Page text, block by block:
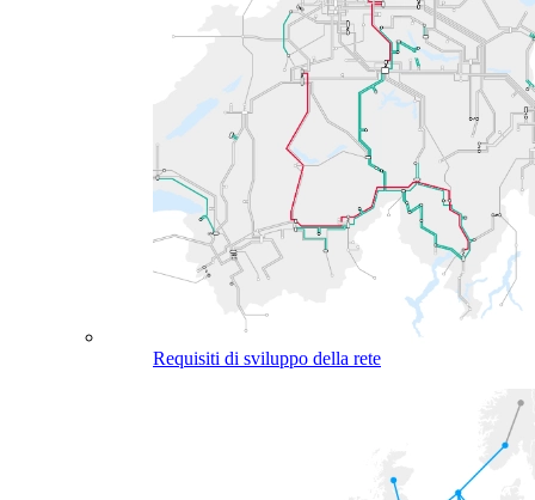
Requisiti di sviluppo della rete